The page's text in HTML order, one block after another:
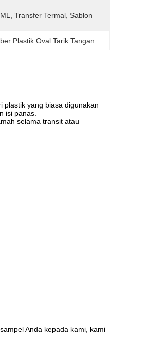
Transfer Termal, Sablon
Plastik Oval Tarik Tangan
plastik yang biasa digunakan
isi panas.
selama transit atau
Anda kepada kami, kami